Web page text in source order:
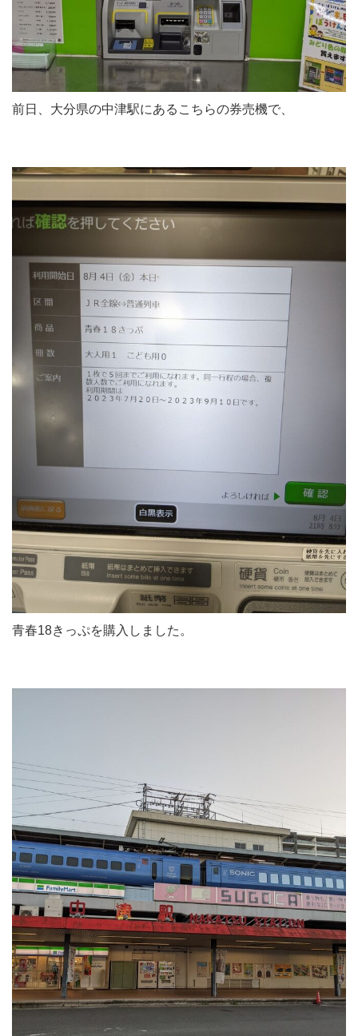
前日、大分県の中津駅にあるこちらの券売機で、
青春18きっぷを購入しました。